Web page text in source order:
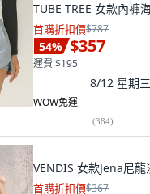
TUBE TREE 女款內褲
首購折扣價$787
54% $357
運費 $195
8/12 星期三
WOW免運
(384)
VENDIS 女款Jena尼
首購折扣價$367